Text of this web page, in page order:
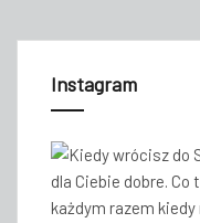
Instagram